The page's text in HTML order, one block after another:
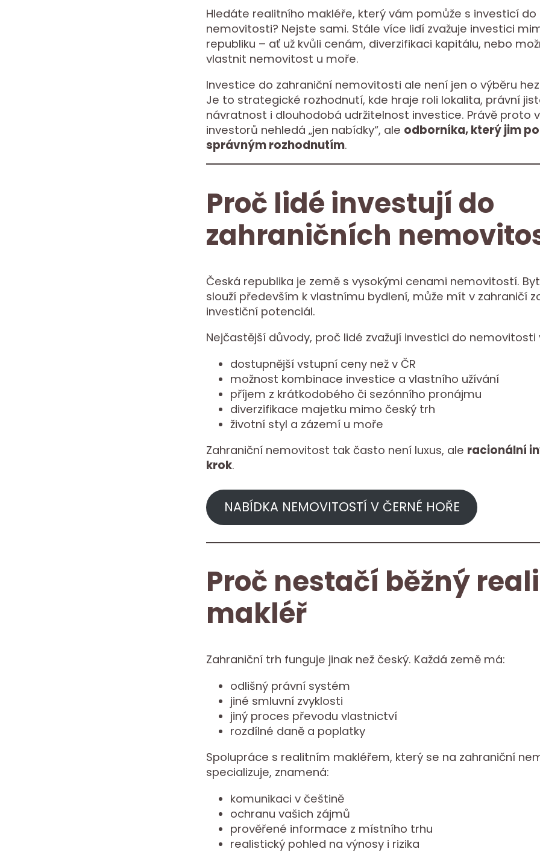
Hledáte realitního makléře, který vám pomůže s investicí do
nemovitosti? Nejste sami. Stále více lidí zvažuje investici
republiku – ať už kvůli cenám, diverzifikaci kapitálu, nebo
vlastnit nemovitost u moře.
Investice do zahraniční nemovitosti ale není jen o výběru
Je to strategické rozhodnutí, kde hraje roli lokalita, právní
návratnost i dlouhodobá udržitelnost investice. Právě proto
investorů nehledá „jen nabídky“, ale odborníka, který jim
správným rozhodnutím.
Proč lidé investují do
zahraničních
Česká republika je země s vysokými cenami nemovitostí.
slouží především k vlastnímu bydlení, může mít v zahraničí
investiční potenciál.
Nejčastější důvody, proč lidé zvažují investici do nemovitosti
dostupnější vstupní ceny než v ČR
možnost kombinace investice a vlastního užívání
příjem z krátkodobého či sezónního pronájmu
diverzifikace majetku mimo český trh
životní styl a zázemí u moře
Zahraniční nemovitost tak často není luxus, ale racionální
krok.
NABÍDKA NEMOVITOSTÍ V ČERNÉ HOŘE
Proč nestačí běžný
makléř
Zahraniční trh funguje jinak než český. Každá země má:
odlišný právní systém
jiné smluvní zvyklosti
jiný proces převodu vlastnictví
rozdílné daně a poplatky
Spolupráce s realitním makléřem, který se na zahraniční
specializuje, znamená:
komunikaci v češtině
ochranu vašich zájmů
prověřené informace z místního trhu
realistický pohled na výnosy i rizika